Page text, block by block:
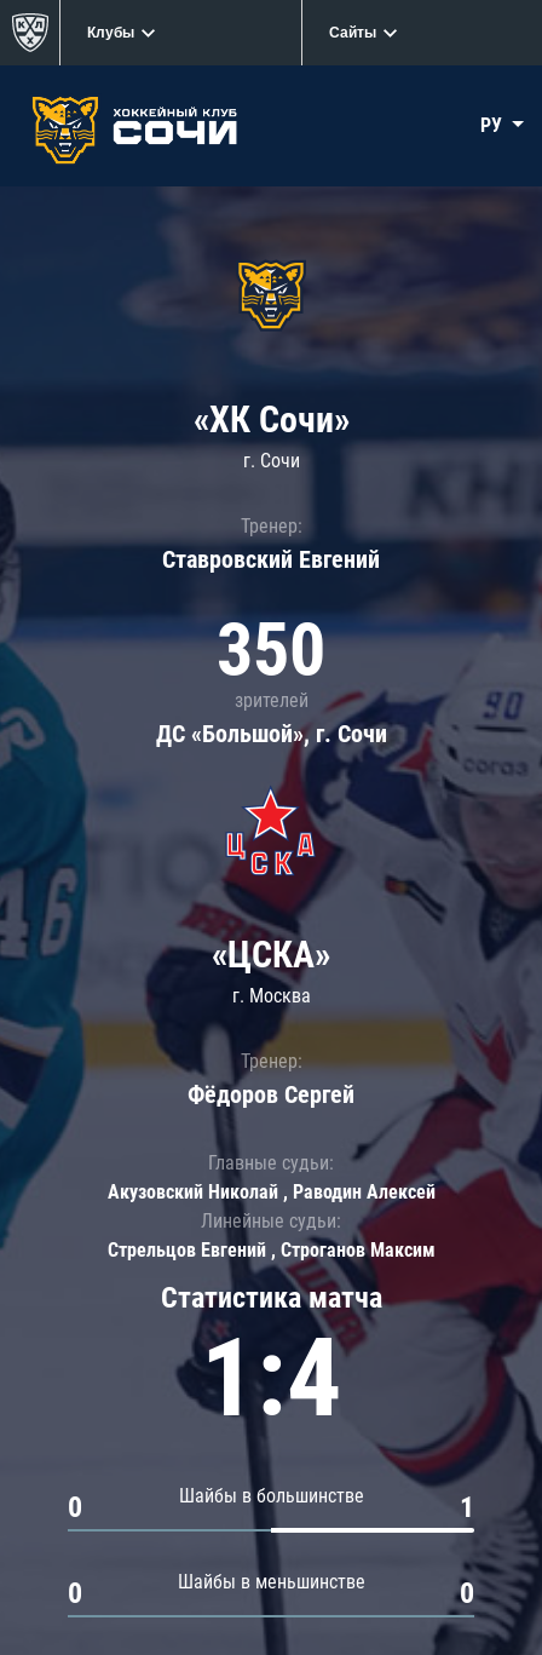
Клубы Сайты
РУ
«ХК Сочи»
г. Сочи
Тренер:
Ставровский Евгений
350
зрителей
ДС «Большой», г. Сочи
Статистика матча
1:4
Шайбы в большинстве
0 1
Шайбы в меньшинстве
0 0
«ЦСКА»
г. Москва
Тренер:
Фёдоров Сергей
Главные судьи:
Акузовский Николай , Раводин Алексей
Линейные судьи:
Стрельцов Евгений , Строганов Максим